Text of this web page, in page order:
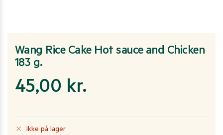
Wang Rice Cake Hot sauce and Chicken
183 g.
45,00 kr.
Ikke på lager